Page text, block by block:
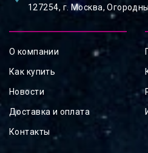
127254, ⁠г. Москва,
О компании
Как купить
Новости
Доставка и оплата
Контакты